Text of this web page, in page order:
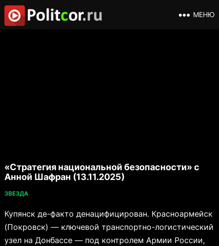
МЕНЮ
«Стратегия национальной безопасности» с
Анной Шафран (13.11.2025)
ЗВЕЗДА
Купянск де-факто денацифицирован. Красноармейск
(Покровск) — ключевой транспортно-логистический
узел на Донбассе — под контролем Армии России,